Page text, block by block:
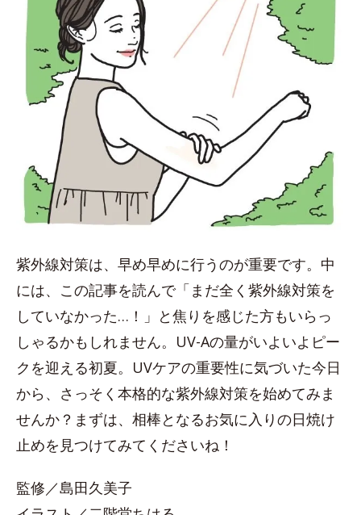
紫外線対策は、早め早めに行うのが重要です。中
には、この記事を読んで「まだ全く紫外線対策を
していなかった…！」と焦りを感じた方もいらっ
しゃるかもしれません。UV-Aの量がいよいよピー
クを迎える初夏。UVケアの重要性に気づいた今日
から、さっそく本格的な紫外線対策を始めてみま
せんか？まずは、相棒となるお気に入りの日焼け
止めを見つけてみてくださいね！
監修／島田久美子